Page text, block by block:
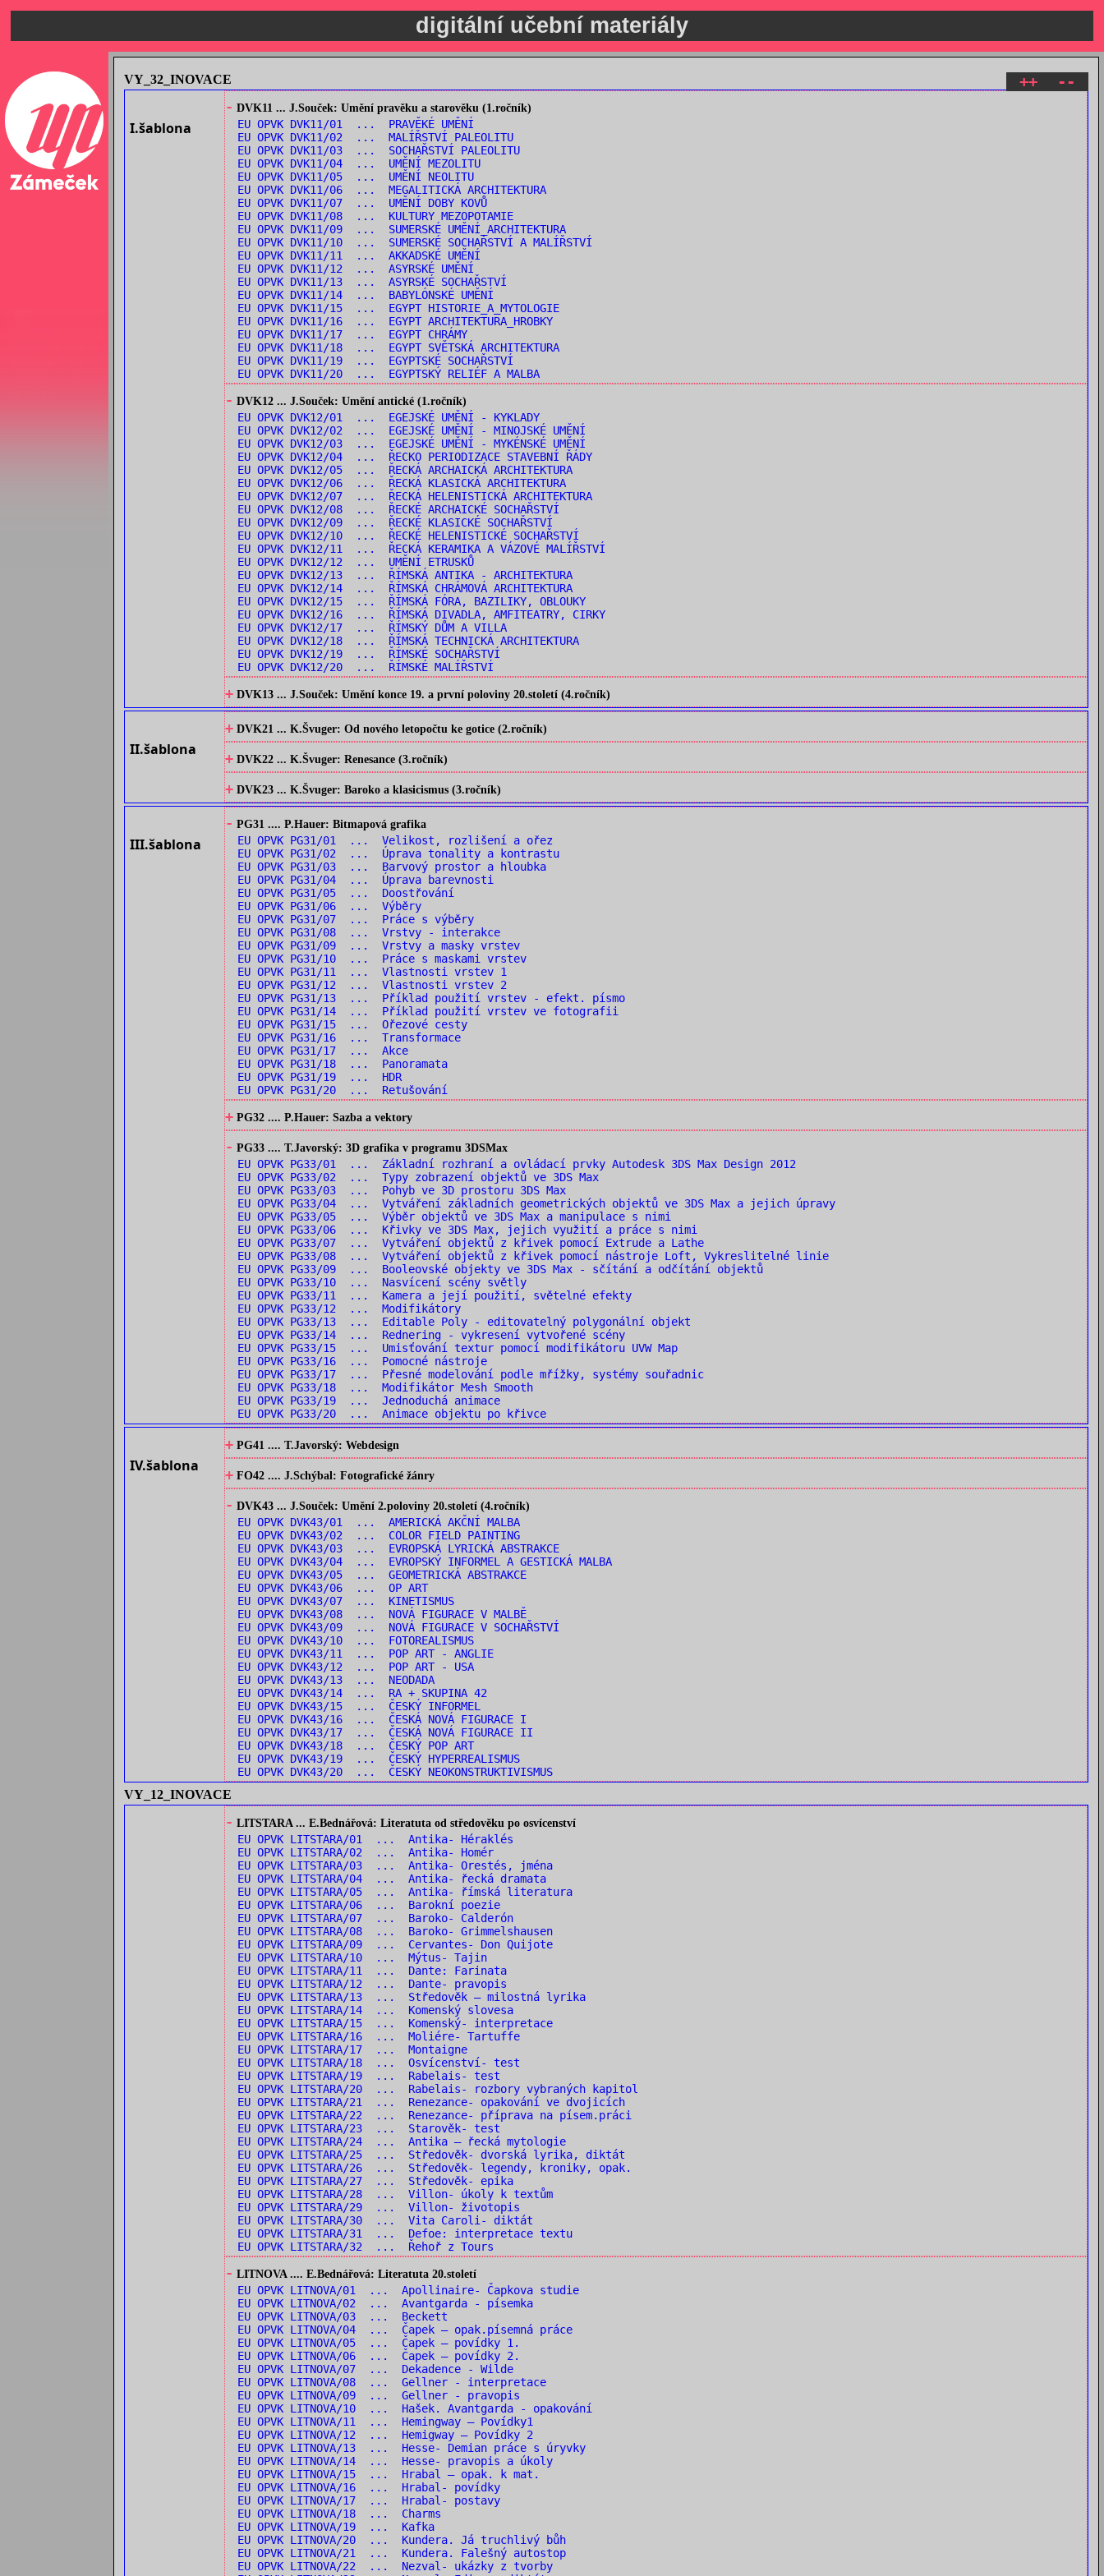
digitální učební materiály
++ --
VY_32_INOVACE
I.šablona
- DVK11 ... J.Souček: Umění pravěku a starověku (1.ročník)
EU OPVK DVK11/01 ... PRAVĚKÉ UMĚNÍ
EU OPVK DVK11/02 ... MALÍŘSTVÍ PALEOLITU
EU OPVK DVK11/03 ... SOCHAŘSTVÍ PALEOLITU
EU OPVK DVK11/04 ... UMĚNÍ MEZOLITU
EU OPVK DVK11/05 ... UMĚNÍ NEOLITU
EU OPVK DVK11/06 ... MEGALITICKÁ ARCHITEKTURA
EU OPVK DVK11/07 ... UMĚNÍ DOBY KOVŮ
EU OPVK DVK11/08 ... KULTURY MEZOPOTAMIE
EU OPVK DVK11/09 ... SUMERSKÉ UMĚNÍ_ARCHITEKTURA
EU OPVK DVK11/10 ... SUMERSKÉ SOCHAŘSTVÍ A MALÍŘSTVÍ
EU OPVK DVK11/11 ... AKKADSKÉ UMĚNÍ
EU OPVK DVK11/12 ... ASYRSKÉ UMĚNÍ
EU OPVK DVK11/13 ... ASYRSKÉ SOCHAŘSTVÍ
EU OPVK DVK11/14 ... BABYLÓNSKÉ UMĚNÍ
EU OPVK DVK11/15 ... EGYPT HISTORIE_A_MYTOLOGIE
EU OPVK DVK11/16 ... EGYPT ARCHITEKTURA_HROBKY
EU OPVK DVK11/17 ... EGYPT CHRÁMY
EU OPVK DVK11/18 ... EGYPT SVĚTSKÁ ARCHITEKTURA
EU OPVK DVK11/19 ... EGYPTSKÉ SOCHAŘSTVÍ
EU OPVK DVK11/20 ... EGYPTSKÝ RELIÉF A MALBA
- DVK12 ... J.Souček: Umění antické (1.ročník)
EU OPVK DVK12/01 ... EGEJSKÉ UMĚNÍ - KYKLADY
EU OPVK DVK12/02 ... EGEJSKÉ UMĚNÍ - MINOJSKÉ UMĚNÍ
EU OPVK DVK12/03 ... EGEJSKÉ UMĚNÍ - MYKÉNSKÉ UMĚNÍ
EU OPVK DVK12/04 ... ŘECKO PERIODIZACE STAVEBNÍ ŘÁDY
EU OPVK DVK12/05 ... ŘECKÁ ARCHAICKÁ ARCHITEKTURA
EU OPVK DVK12/06 ... ŘECKÁ KLASICKÁ ARCHITEKTURA
EU OPVK DVK12/07 ... ŘECKÁ HELENISTICKÁ ARCHITEKTURA
EU OPVK DVK12/08 ... ŘECKÉ ARCHAICKÉ SOCHAŘSTVÍ
EU OPVK DVK12/09 ... ŘECKÉ KLASICKÉ SOCHAŘSTVÍ
EU OPVK DVK12/10 ... ŘECKÉ HELENISTICKÉ SOCHAŘSTVÍ
EU OPVK DVK12/11 ... ŘECKÁ KERAMIKA A VÁZOVÉ MALÍŘSTVÍ
EU OPVK DVK12/12 ... UMĚNÍ ETRUSKŮ
EU OPVK DVK12/13 ... ŘÍMSKÁ ANTIKA - ARCHITEKTURA
EU OPVK DVK12/14 ... ŘÍMSKÁ CHRÁMOVÁ ARCHITEKTURA
EU OPVK DVK12/15 ... ŘÍMSKÁ FÓRA, BAZILIKY, OBLOUKY
EU OPVK DVK12/16 ... ŘÍMSKÁ DIVADLA, AMFITEATRY, CIRKY
EU OPVK DVK12/17 ... ŘÍMSKÝ DŮM A VILLA
EU OPVK DVK12/18 ... ŘÍMSKÁ TECHNICKÁ ARCHITEKTURA
EU OPVK DVK12/19 ... ŘÍMSKÉ SOCHAŘSTVÍ
EU OPVK DVK12/20 ... ŘÍMSKÉ MALÍŘSTVÍ
+ DVK13 ... J.Souček: Umění konce 19. a první poloviny 20.století (4.ročník)
II.šablona
+ DVK21 ... K.Švuger: Od nového letopočtu ke gotice (2.ročník)
+ DVK22 ... K.Švuger: Renesance (3.ročník)
+ DVK23 ... K.Švuger: Baroko a klasicismus (3.ročník)
III.šablona
- PG31 .... P.Hauer: Bitmapová grafika
EU OPVK PG31/01 ... Velikost, rozlišení a ořez
EU OPVK PG31/02 ... Úprava tonality a kontrastu
EU OPVK PG31/03 ... Barvový prostor a hloubka
EU OPVK PG31/04 ... Úprava barevnosti
EU OPVK PG31/05 ... Doostřování
EU OPVK PG31/06 ... Výběry
EU OPVK PG31/07 ... Práce s výběry
EU OPVK PG31/08 ... Vrstvy - interakce
EU OPVK PG31/09 ... Vrstvy a masky vrstev
EU OPVK PG31/10 ... Práce s maskami vrstev
EU OPVK PG31/11 ... Vlastnosti vrstev 1
EU OPVK PG31/12 ... Vlastnosti vrstev 2
EU OPVK PG31/13 ... Příklad použití vrstev - efekt. písmo
EU OPVK PG31/14 ... Příklad použití vrstev ve fotografii
EU OPVK PG31/15 ... Ořezové cesty
EU OPVK PG31/16 ... Transformace
EU OPVK PG31/17 ... Akce
EU OPVK PG31/18 ... Panoramata
EU OPVK PG31/19 ... HDR
EU OPVK PG31/20 ... Retušování
+ PG32 .... P.Hauer: Sazba a vektory
- PG33 .... T.Javorský: 3D grafika v programu 3DSMax
EU OPVK PG33/01 ... Základní rozhraní a ovládací prvky Autodesk 3DS Max Design 2012
EU OPVK PG33/02 ... Typy zobrazení objektů ve 3DS Max
EU OPVK PG33/03 ... Pohyb ve 3D prostoru 3DS Max
EU OPVK PG33/04 ... Vytváření základních geometrických objektů ve 3DS Max a jejich úpravy
EU OPVK PG33/05 ... Výběr objektů ve 3DS Max a manipulace s nimi
EU OPVK PG33/06 ... Křivky ve 3DS Max, jejich využití a práce s nimi
EU OPVK PG33/07 ... Vytváření objektů z křivek pomocí Extrude a Lathe
EU OPVK PG33/08 ... Vytváření objektů z křivek pomocí nástroje Loft, Vykreslitelné linie
EU OPVK PG33/09 ... Booleovské objekty ve 3DS Max - sčítání a odčítání objektů
EU OPVK PG33/10 ... Nasvícení scény světly
EU OPVK PG33/11 ... Kamera a její použití, světelné efekty
EU OPVK PG33/12 ... Modifikátory
EU OPVK PG33/13 ... Editable Poly - editovatelný polygonální objekt
EU OPVK PG33/14 ... Rednering - vykresení vytvořené scény
EU OPVK PG33/15 ... Umisťování textur pomocí modifikátoru UVW Map
EU OPVK PG33/16 ... Pomocné nástroje
EU OPVK PG33/17 ... Přesné modelování podle mřížky, systémy souřadnic
EU OPVK PG33/18 ... Modifikátor Mesh Smooth
EU OPVK PG33/19 ... Jednoduchá animace
EU OPVK PG33/20 ... Animace objektu po křivce
IV.šablona
+ PG41 .... T.Javorský: Webdesign
+ FO42 .... J.Schýbal: Fotografické žánry
- DVK43 ... J.Souček: Umění 2.poloviny 20.století (4.ročník)
EU OPVK DVK43/01 ... AMERICKÁ AKČNÍ MALBA
EU OPVK DVK43/02 ... COLOR FIELD PAINTING
EU OPVK DVK43/03 ... EVROPSKÁ LYRICKÁ ABSTRAKCE
EU OPVK DVK43/04 ... EVROPSKÝ INFORMEL A GESTICKÁ MALBA
EU OPVK DVK43/05 ... GEOMETRICKÁ ABSTRAKCE
EU OPVK DVK43/06 ... OP ART
EU OPVK DVK43/07 ... KINETISMUS
EU OPVK DVK43/08 ... NOVÁ FIGURACE V MALBĚ
EU OPVK DVK43/09 ... NOVÁ FIGURACE V SOCHAŘSTVÍ
EU OPVK DVK43/10 ... FOTOREALISMUS
EU OPVK DVK43/11 ... POP ART - ANGLIE
EU OPVK DVK43/12 ... POP ART - USA
EU OPVK DVK43/13 ... NEODADA
EU OPVK DVK43/14 ... RA + SKUPINA 42
EU OPVK DVK43/15 ... ČESKÝ INFORMEL
EU OPVK DVK43/16 ... ČESKÁ NOVÁ FIGURACE I
EU OPVK DVK43/17 ... ČESKÁ NOVÁ FIGURACE II
EU OPVK DVK43/18 ... ČESKÝ POP ART
EU OPVK DVK43/19 ... ČESKÝ HYPERREALISMUS
EU OPVK DVK43/20 ... ČESKÝ NEOKONSTRUKTIVISMUS
VY_12_INOVACE
- LITSTARA ... E.Bednářová: Literatuta od středověku po osvícenství
EU OPVK LITSTARA/01 ... Antika- Héraklés
EU OPVK LITSTARA/02 ... Antika- Homér
EU OPVK LITSTARA/03 ... Antika- Orestés, jména
EU OPVK LITSTARA/04 ... Antika- řecká dramata
EU OPVK LITSTARA/05 ... Antika- římská literatura
EU OPVK LITSTARA/06 ... Barokní poezie
EU OPVK LITSTARA/07 ... Baroko- Calderón
EU OPVK LITSTARA/08 ... Baroko- Grimmelshausen
EU OPVK LITSTARA/09 ... Cervantes- Don Quijote
EU OPVK LITSTARA/10 ... Mýtus- Tajin
EU OPVK LITSTARA/11 ... Dante: Farinata
EU OPVK LITSTARA/12 ... Dante- pravopis
EU OPVK LITSTARA/13 ... Středověk – milostná lyrika
EU OPVK LITSTARA/14 ... Komenský slovesa
EU OPVK LITSTARA/15 ... Komenský- interpretace
EU OPVK LITSTARA/16 ... Moliére- Tartuffe
EU OPVK LITSTARA/17 ... Montaigne
EU OPVK LITSTARA/18 ... Osvícenství- test
EU OPVK LITSTARA/19 ... Rabelais- test
EU OPVK LITSTARA/20 ... Rabelais- rozbory vybraných kapitol
EU OPVK LITSTARA/21 ... Renezance- opakování ve dvojicích
EU OPVK LITSTARA/22 ... Renezance- příprava na písem.práci
EU OPVK LITSTARA/23 ... Starověk- test
EU OPVK LITSTARA/24 ... Antika – řecká mytologie
EU OPVK LITSTARA/25 ... Středověk- dvorská lyrika, diktát
EU OPVK LITSTARA/26 ... Středověk- legendy, kroniky, opak.
EU OPVK LITSTARA/27 ... Středověk- epika
EU OPVK LITSTARA/28 ... Villon- úkoly k textům
EU OPVK LITSTARA/29 ... Villon- životopis
EU OPVK LITSTARA/30 ... Vita Caroli- diktát
EU OPVK LITSTARA/31 ... Defoe: interpretace textu
EU OPVK LITSTARA/32 ... Řehoř z Tours
- LITNOVA .... E.Bednářová: Literatuta 20.století
EU OPVK LITNOVA/01 ... Apollinaire- Čapkova studie
EU OPVK LITNOVA/02 ... Avantgarda - písemka
EU OPVK LITNOVA/03 ... Beckett
EU OPVK LITNOVA/04 ... Čapek – opak.písemná práce
EU OPVK LITNOVA/05 ... Čapek – povídky 1.
EU OPVK LITNOVA/06 ... Čapek – povídky 2.
EU OPVK LITNOVA/07 ... Dekadence - Wilde
EU OPVK LITNOVA/08 ... Gellner - interpretace
EU OPVK LITNOVA/09 ... Gellner - pravopis
EU OPVK LITNOVA/10 ... Hašek. Avantgarda - opakování
EU OPVK LITNOVA/11 ... Hemingway – Povídky1
EU OPVK LITNOVA/12 ... Hemigway – Povídky 2
EU OPVK LITNOVA/13 ... Hesse- Demian práce s úryvky
EU OPVK LITNOVA/14 ... Hesse- pravopis a úkoly
EU OPVK LITNOVA/15 ... Hrabal – opak. k mat.
EU OPVK LITNOVA/16 ... Hrabal- povídky
EU OPVK LITNOVA/17 ... Hrabal- postavy
EU OPVK LITNOVA/18 ... Charms
EU OPVK LITNOVA/19 ... Kafka
EU OPVK LITNOVA/20 ... Kundera. Já truchlivý bůh
EU OPVK LITNOVA/21 ... Kundera. Falešný autostop
EU OPVK LITNOVA/22 ... Nezval- ukázky z tvorby